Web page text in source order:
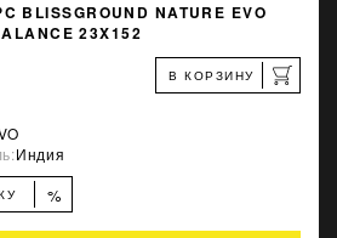
BLISSGROUND NATURE EVO
23X152
В КОРЗИНУ
Индия
%